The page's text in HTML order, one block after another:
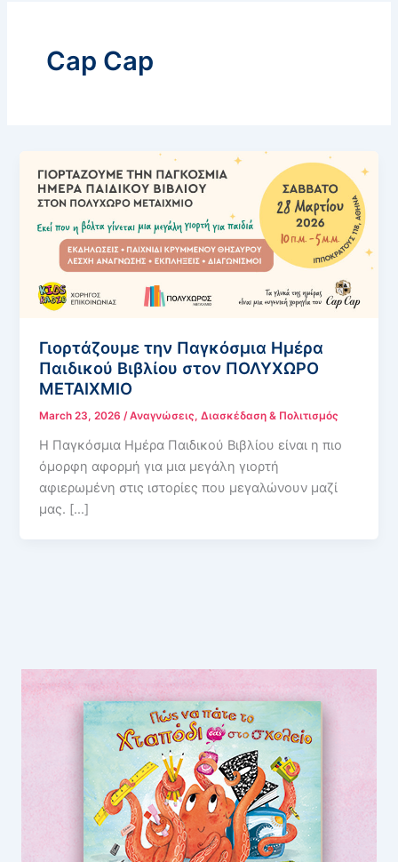
Cap Cap
Γιορτάζουμε την Παγκόσμια Ημέρα
Παιδικού Βιβλίου στον ΠΟΛΥΧΩΡΟ
ΜΕΤΑΙΧΜΙΟ
March 23, 2026/Αναγνώσεις,Διασκέδαση & Πολιτισμός
Η Παγκόσμια Ημέρα Παιδικού Βιβλίου είναι η πιο
όμορφη αφορμή για μια μεγάλη γιορτή
αφιερωμένη στις ιστορίες που μεγαλώνουν μαζί
μας. […]